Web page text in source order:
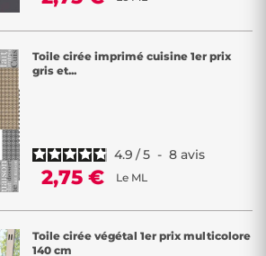
Toile cirée imprimé cuisine 1er prix
gris et...
4.9 /5 - 8 avis
2,75 € Le ML
Toile cirée végétal 1er prix multicolore
140 cm